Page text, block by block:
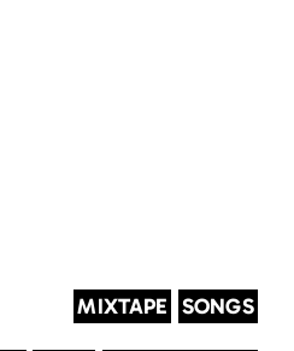
MIXTAPE SONGS